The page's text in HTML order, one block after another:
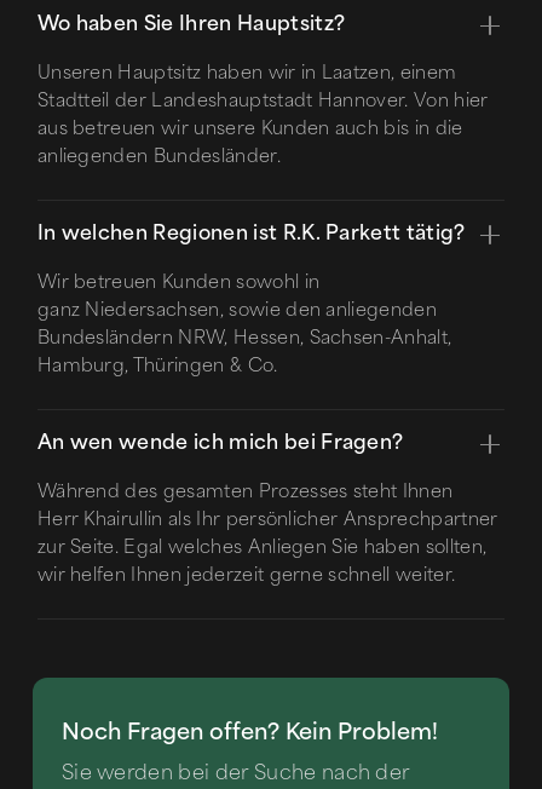
Wo haben Sie Ihren Hauptsitz?
Unseren Hauptsitz haben wir in Laatzen, einem
Stadtteil der Landeshauptstadt Hannover. Von hier
aus betreuen wir unsere Kunden auch bis in die
anliegenden Bundesländer.
In welchen Regionen ist R.K. Parkett tätig?
Wir betreuen Kunden sowohl in
ganz Niedersachsen, sowie den anliegenden
Bundesländern NRW, Hessen, Sachsen-Anhalt,
Hamburg, Thüringen & Co.
An wen wende ich mich bei Fragen?
Während des gesamten Prozesses steht Ihnen
Herr Khairullin als Ihr persönlicher Ansprechpartner
zur Seite. Egal welches Anliegen Sie haben sollten,
wir helfen Ihnen jederzeit gerne schnell weiter.
Noch Fragen offen? Kein Problem!
Sie werden bei der Suche nach der